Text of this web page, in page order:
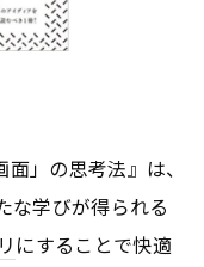
」の思考法』は、
な学びが得られる
にすることで快適